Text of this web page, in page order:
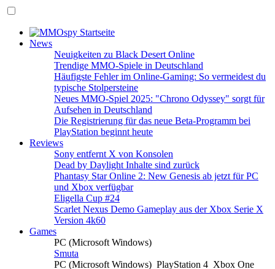
News
Neuigkeiten zu Black Desert Online
Trendige MMO-Spiele in Deutschland
Häufigste Fehler im Online-Gaming: So vermeidest du
typische Stolpersteine
Neues MMO-Spiel 2025: "Chrono Odyssey" sorgt für
Aufsehen in Deutschland
Die Registrierung für das neue Beta-Programm bei
PlayStation beginnt heute
Reviews
Sony entfernt X von Konsolen
Dead by Daylight Inhalte sind zurück
Phantasy Star Online 2: New Genesis ab jetzt für PC
und Xbox verfügbar
Eligella Cup #24
Scarlet Nexus Demo Gameplay aus der Xbox Serie X
Version 4k60
Games
PC (Microsoft Windows)
Smuta
PC (Microsoft Windows) PlayStation 4 Xbox One